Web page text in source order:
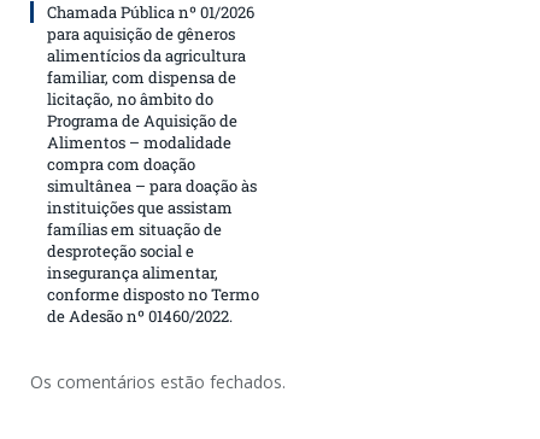
Chamada Pública nº 01/2026
para aquisição de gêneros
alimentícios da agricultura
familiar, com dispensa de
licitação, no âmbito do
Programa de Aquisição de
Alimentos – modalidade
compra com doação
simultânea – para doação às
instituições que assistam
famílias em situação de
desproteção social e
insegurança alimentar,
conforme disposto no Termo
de Adesão nº 01460/2022.
Os comentários estão fechados.